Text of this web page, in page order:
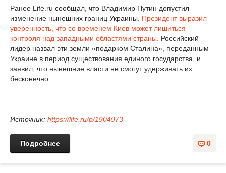
Ранее Life.ru сообщал, что Владимир Путин допустил
изменение нынешних границ Украины. Президент выразил
уверенность, что со временем Киев может лишиться
контроля над западными областями страны.
Российский
лидер назвал эти земли «подарком Сталина», переданным
Украине в период существования единого государства, и
заявил, что нынешние власти не смогут удерживать их
бесконечно.
Источник: https://life.ru/p/1904973
0
Подробнее